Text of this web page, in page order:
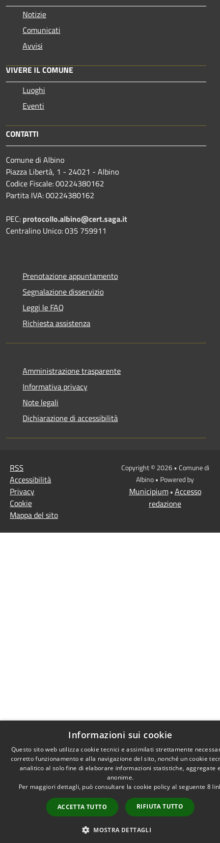
Notizie
Comunicati
Avvisi
VIVERE IL COMUNE
Luoghi
Eventi
CONTATTI
Comune di Albino
Piazza Libertà, 1 - 24021 - Albino
Codice Fiscale: 00224380162
Partita IVA: 00224380162
PEC: protocollo.albino@cert.saga.it
Centralino Unico: 035 759911
Prenotazione appuntamento
Segnalazione disservizio
Leggi le FAQ
Richiesta assistenza
Amministrazione trasparente
Informativa privacy
Note legali
Dichiarazione di accessibilità
RSS
Accessibilità
Privacy
Cookie
Mappa del sito
Copyright © 2026 • Comune di
Albino • Powered by
Municipium• Accesso
redazione
Informazioni sui cookie
Questo sito web utilizza cookie tecnici e assimilati strettamente
corretto funzionamento e alla navigazione del sito, nonché un cookie
analitico al solo fine di elaborare informazioni statistiche, aggregate
anonime.
Per maggiori dettagli, può consultare la cookie policy al seguente 8
ACCETTA TUTTO RIFIUTA TUTTO
MOSTRA DETTAGLI